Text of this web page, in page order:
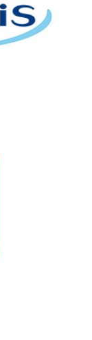
débord de lait.
TEXTILE
produits du